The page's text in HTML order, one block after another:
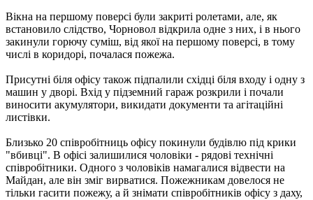
Вікна на першому поверсі були закриті ролетами, але, як
встановило слідство, Чорновол відкрила одне з них, і в нього
закинули горючу суміш, від якої на першому поверсі, в тому
числі в коридорі, почалася пожежа.
Присутні біля офісу також підпалили східці біля входу і одну з
машин у дворі. Вхід у підземний гараж розкрили і почали
виносити акумулятори, викидати документи та агітаційні
листівки.
Близько 20 співробітниць офісу покинули будівлю під крики
"вбивці". В офісі залишилися чоловіки - рядові технічні
співробітники. Одного з чоловіків намагалися відвести на
Майдан, але він зміг вирватися. Пожежникам довелося не
тільки гасити пожежу, а й знімати співробітників офісу з даху,